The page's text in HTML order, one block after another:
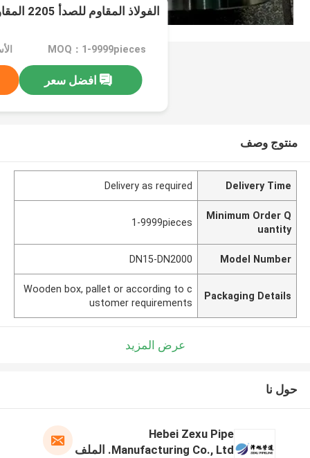
الفولاذ المقاوم للصدأ 2205 المقاوم للتآكل
MOQ：1-9999pieces
افضل سعر
منتوج وصف
Delivery Time
Delivery as required
Minimum Order Q
uantity
1-9999pieces
Model Number
DN15-DN2000
Packaging Details
Wooden box, pallet or according to c
ustomer requirements
عرض المزيد
حول نا
Hebei Zexu Pipe
Manufacturing Co., Ltd. الملف